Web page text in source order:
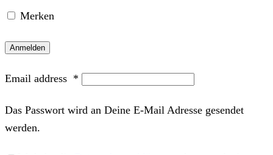
Merken
Anmelden
Email address *
Das Passwort wird an Deine E-Mail Adresse gesendet
werden.